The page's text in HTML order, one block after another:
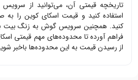
تاریخچه قیمتی آن، می‌توانید از
استفاده کنید و قیمت اسکای کوین را به
کنید. همچنین سرویس گوش به زنگ بیت
فراهم آورده تا محدوده‌های مهم قیمتی
از رسیدن قیمت به این محدوده‌ها باخبر